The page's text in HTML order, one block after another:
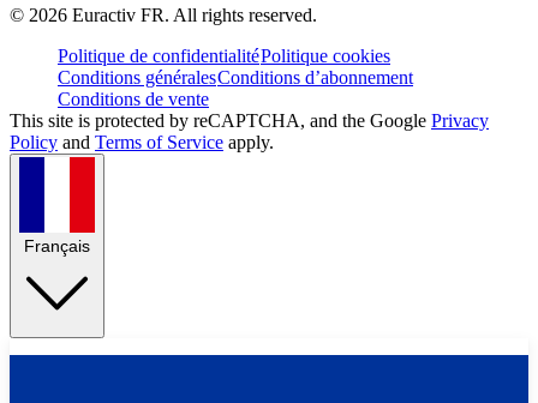
© 2026 Euractiv FR. All rights reserved.
Politique de confidentialitéPolitique cookies
Conditions généralesConditions d’abonnement
Conditions de vente
This site is protected by reCAPTCHA, and the Google Privacy
Policy and Terms of Service apply.
Français